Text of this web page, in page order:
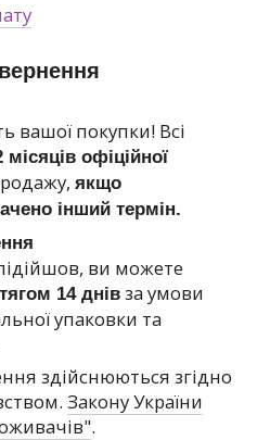
вашої покупки! Всі
місяців офіційної
якщо
інший термін.
ви можете
14 днів за умови
упаковки та
здійснюються згідно
Закону України
.